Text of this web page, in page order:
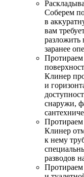
Соберем
в
вам
разложить
заранее
Клинер
и
снаружи,
Клинер
к нему
разводов